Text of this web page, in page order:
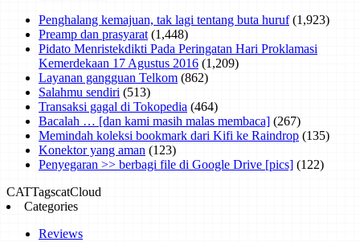
Penghalang kemajuan, tak lagi tentang buta huruf (1,923)
Preamp dan prasyarat (1,448)
Pidato Menristekdikti Pada Peringatan Hari Proklamasi
Kemerdekaan 17 Agustus 2016 (1,209)
Layanan gangguan Telkom (862)
Salahmu sendiri (513)
Transaksi gagal di Tokopedia (464)
Bacalah … [dan kami masih malas membaca] (267)
Memindah koleksi bookmark dari Kifi ke Raindrop (135)
Konektor yang aman (123)
Penyegaran >> berbagi file di Google Drive [pics] (122)
CATTagscatCloud
Categories
Reviews